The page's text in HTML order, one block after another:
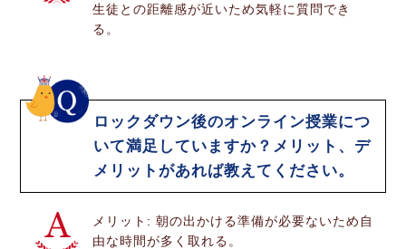
生徒との距離感が近いため気軽に質問でき
る。
ロックダウン後のオンライン授業につ
いて満足していますか？メリット、デ
メリットがあれば教えてください。
メリット: 朝の出かける準備が必要ないため自
由な時間が多く取れる。